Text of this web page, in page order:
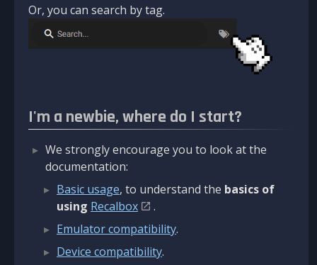
Or, you can search by tag.
I'm a newbie, where do I start?
We strongly encourage you to look at the
documentation:
Basic usage, to understand the basics of
using Recalbox
.
Emulator compatibility.
Device compatibility.